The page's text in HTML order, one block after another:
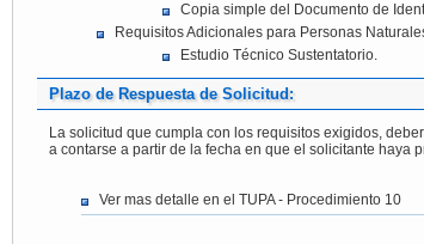
Copia simple del Documento de
Requisitos Adicionales para Personas
Estudio Técnico Sustentatorio.
Plazo de Respuesta de Solicitud:
La solicitud que cumpla con los requisitos exigidos,
a contarse a partir de la fecha en que el solicitante haya
Ver mas detalle en el TUPA - Procedimiento 10